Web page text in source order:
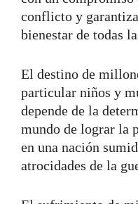
conflicto y
bienestar de todas
El destino de
particular niños y
depende de la
mundo de lograr la
en una nación
atrocidades de la